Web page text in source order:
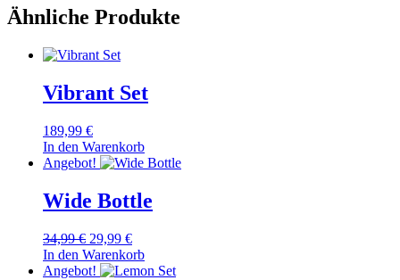
Ähnliche Produkte
Vibrant Set
189,99 €
In den Warenkorb
Angebot!
Wide Bottle
34,99€ Ursprünglicher
Preis
war:
29,99 €Aktueller
Preis
ist:
In den Warenkorb
Angebot!